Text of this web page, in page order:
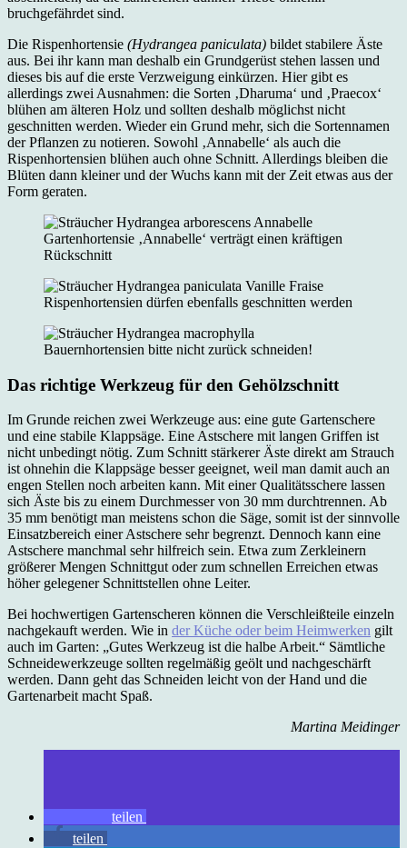
bruchgefährdet sind.
Die Rispenhortensie (Hydrangea paniculata) bildet stabilere Äste
aus. Bei ihr kann man deshalb ein Grundgerüst stehen lassen und
dieses bis auf die erste Verzweigung einkürzen. Hier gibt es
allerdings zwei Ausnahmen: die Sorten ‚Dharuma‘ und ‚Praecox‘
blühen am älteren Holz und sollten deshalb möglichst nicht
geschnitten werden. Wieder ein Grund mehr, sich die Sortennamen
der Pflanzen zu notieren. Sowohl ‚Annabelle‘ als auch die
Rispenhortensien blühen auch ohne Schnitt. Allerdings bleiben die
Blüten dann kleiner und der Wuchs kann mit der Zeit etwas aus der
Form geraten.
Gartenhortensie ‚Annabelle‘ verträgt einen kräftigen
Rückschnitt
Rispenhortensien dürfen ebenfalls geschnitten werden
Bauernhortensien bitte nicht zurück schneiden!
Das richtige Werkzeug für den Gehölzschnitt
Im Grunde reichen zwei Werkzeuge aus: eine gute Gartenschere
und eine stabile Klappsäge. Eine Astschere mit langen Griffen ist
nicht unbedingt nötig. Zum Schnitt stärkerer Äste direkt am Strauch
ist ohnehin die Klappsäge besser geeignet, weil man damit auch an
engen Stellen noch arbeiten kann. Mit einer Qualitätsschere lassen
sich Äste bis zu einem Durchmesser von 30 mm durchtrennen. Ab
35 mm benötigt man meistens schon die Säge, somit ist der sinnvolle
Einsatzbereich einer Astschere sehr begrenzt. Dennoch kann eine
Astschere manchmal sehr hilfreich sein. Etwa zum Zerkleinern
größerer Mengen Schnittgut oder zum schnellen Erreichen etwas
höher gelegener Schnittstellen ohne Leiter.
Bei hochwertigen Gartenscheren können die Verschleißteile einzeln
nachgekauft werden. Wie in der Küche oder beim Heimwerken gilt
auch im Garten: „Gutes Werkzeug ist die halbe Arbeit.“ Sämtliche
Schneidewerkzeuge sollten regelmäßig geölt und nachgeschärft
werden. Dann geht das Schneiden leicht von der Hand und die
Gartenarbeit macht Spaß.
Martina Meidinger
teilen
teilen